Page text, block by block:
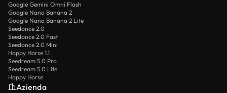
Google Gemini Omni Flash
Google Nano Banana 2
Google Nano Banana 2 Lite
Seedance 2.0
Seedance 2.0 Fast
Seedance 2.0 Mini
Happy Horse 1.1
Seedream 5.0 Pro
Seedream 5.0 Lite
Happy Horse
Azienda